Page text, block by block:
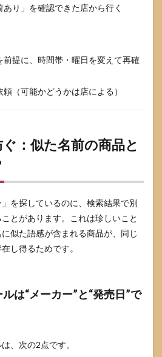
り」を確認できた店から行く
前提に、時間帯・曜日を変えて再確
（可能かどうかは店による）
：似た名前の商品と
」を探しているのに、検索結果で別
とがあります。これは珍しいこと
似た語感が含まれる商品が、同じ
し得るためです。
は“メーカー”と“発売日”で
、次の2点です。